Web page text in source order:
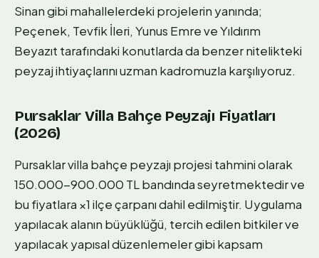
Sinan gibi mahallelerdeki projelerin yanında;
Peçenek, Tevfik İleri, Yunus Emre ve Yıldırım
Beyazıt tarafındaki konutlarda da benzer nitelikteki
peyzaj ihtiyaçlarını uzman kadromuzla karşılıyoruz.
Pursaklar Villa Bahçe Peyzajı Fiyatları
(2026)
Pursaklar villa bahçe peyzajı projesi tahmini olarak
150.000-900.000 TL bandında seyretmektedir ve
bu fiyatlara ×1 ilçe çarpanı dahil edilmiştir. Uygulama
yapılacak alanın büyüklüğü, tercih edilen bitkiler ve
yapılacak yapısal düzenlemeler gibi kapsam